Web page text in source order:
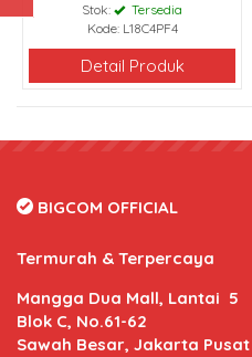
Stok:
Tersedia
Kode: L18C4PF4
Detail Produk
BIGCOM OFFICIAL
Termurah & Terpercaya
Mangga Dua Mall, Lantai 5
Blok C, No.61-62
Sawah Besar, Jakarta Pusat